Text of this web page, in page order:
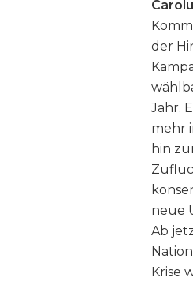
der
Jahr.
mehr
hin
neue
Ab
Krise